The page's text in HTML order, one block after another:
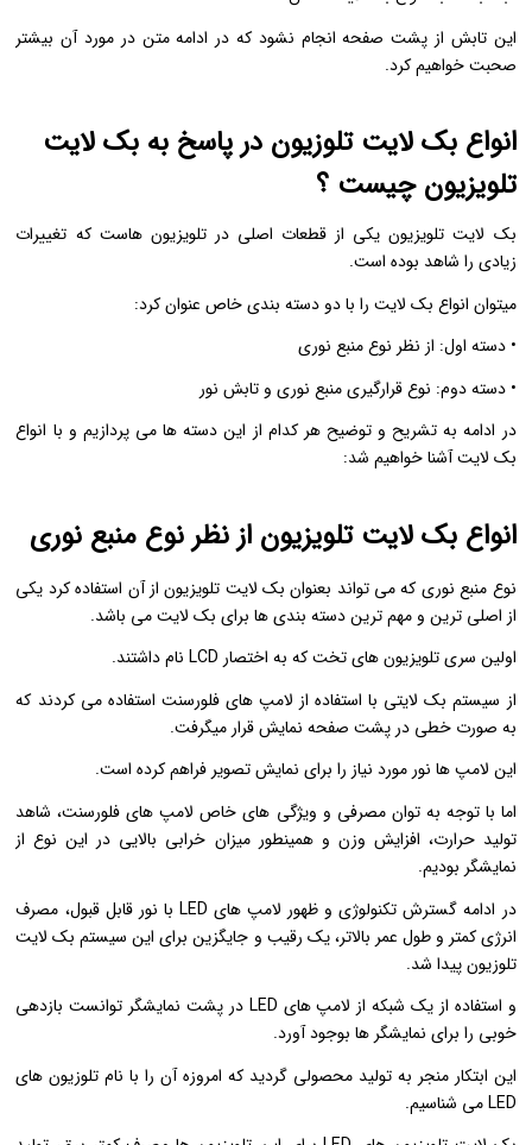
این تابش از پشت صفحه انجام نشود که در ادامه متن در مورد آن بیشتر
صحبت خواهیم کرد.
انواع بک لایت تلوزیون در پاسخ به بک لایت
تلویزیون چیست ؟
بک لایت تلویزیون یکی از قطعات اصلی در تلویزیون هاست که تغییرات
زیادی را شاهد بوده است.
میتوان انواع بک لایت را با دو دسته بندی خاص عنوان کرد:
• دسته اول: از نظر نوع منبع نوری
• دسته دوم: نوع قرارگیری منبع نوری و تابش نور
در ادامه به تشریح و توضیح هر کدام از این دسته ها می پردازیم و با انواع
بک لایت آشنا خواهیم شد:
انواع بک لایت تلویزیون از نظر نوع منبع نوری
نوع منبع نوری که می تواند بعنوان بک لایت تلویزیون از آن استفاده کرد یکی
از اصلی ترین و مهم ترین دسته بندی ها برای بک لایت می باشد.
اولین سری تلویزیون های تخت که به اختصار LCD نام داشتند.
از سیستم بک لایتی با استفاده از لامپ های فلورسنت استفاده می کردند که
به صورت خطی در پشت صفحه نمایش قرار میگرفت.
این لامپ ها نور مورد نیاز را برای نمایش تصویر فراهم کرده است.
اما با توجه به توان مصرفی و ویژگی های خاص لامپ های فلورسنت، شاهد
تولید حرارت، افزایش وزن و همینطور میزان خرابی بالایی در این نوع از
نمایشگر بودیم.
در ادامه گسترش تکنولوژی و ظهور لامپ های LED با نور قابل قبول، مصرف
انرژی کمتر و طول عمر بالاتر، یک رقیب و جایگزین برای این سیستم بک لایت
تلوزیون پیدا شد.
و استفاده از یک شبکه از لامپ های LED در پشت نمایشگر توانست بازدهی
خوبی را برای نمایشگر ها بوجود آورد.
این ابتکار منجر به تولید محصولی گردید که امروزه آن را با نام تلوزیون های
LED می شناسیم.